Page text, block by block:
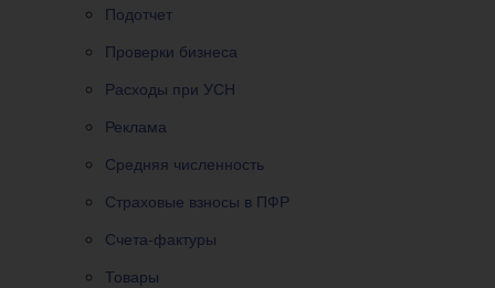
Подотчет
Проверки бизнеса
Расходы при УСН
Реклама
Средняя численность
Страховые взносы в ПФР
Счета-фактуры
Товары